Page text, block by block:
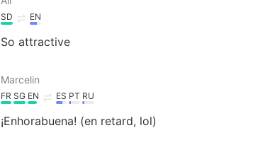
SD EN
So attractive
Marcelin
FR SG EN ES PT RU
¡Enhorabuena! (en retard, lol)